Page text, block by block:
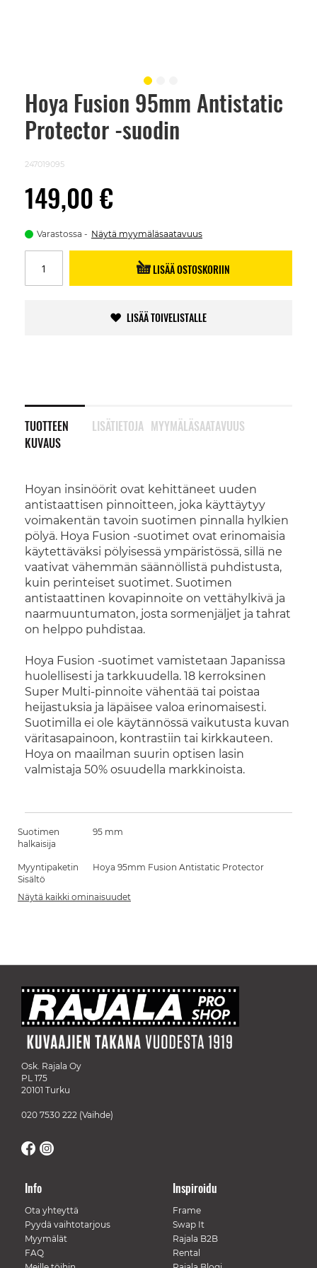
Hoya Fusion 95mm Antistatic
Protector -suodin
247019095
149,00 €
Varastossa Näytä myymäläsaatavuus
LISÄÄ OSTOSKORIIN
LISÄÄ TOIVELISTALLE
TUOTTEEN
KUVAUS
Hoyan insinöörit ovat kehittäneet uuden
antistaattisen pinnoitteen, joka käyttäytyy
voimakentän tavoin suotimen pinnalla hylkien
pölyä. Hoya Fusion -suotimet ovat erinomaisia
käytettäväksi pölyisessä ympäristössä, sillä ne
vaativat vähemmän säännöllistä puhdistusta,
kuin perinteiset suotimet. Suotimen
antistaattinen kovapinnoite on vettähylkivä ja
naarmuuntumaton, josta sormenjäljet ja tahrat
on helppo puhdistaa.
Hoya Fusion -suotimet vamistetaan Japanissa
huolellisesti ja tarkkuudella. 18 kerroksinen
Super Multi-pinnoite vähentää tai poistaa
heijastuksia ja läpäisee valoa erinomaisesti.
Suotimilla ei ole käytännössä vaikutusta kuvan
väritasapainoon, kontrastiin tai kirkkauteen.
Hoya on maailman suurin optisen lasin
valmistaja 50% osuudella markkinoista.
LISÄTIETOJA MYYMÄLÄSAATAVUUS
Skip
beginning
images
Suotimen
halkaisija
95 mm
Myyntipaketin
Sisältö
Hoya 95mm Fusion Antistatic Protector
Näytä kaikki ominaisuudet
Osk. Rajala Oy
PL 175
20101 Turku
020 7530 222 (Vaihde)
Info
Ota yhteyttä
Pyydä vaihtotarjous
Myymälät
FAQ
Inspiroidu
Frame
Swap It
Rajala B2B
Rental